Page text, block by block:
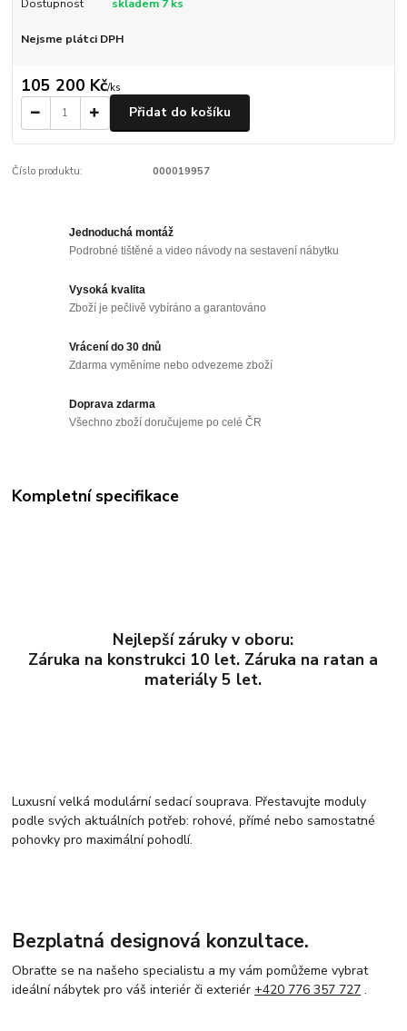
Dostupnost skladem 7 ks
Nejsme plátci DPH
105 200 Kč/ks
Přidat do košíku
Číslo produktu: 000019957
Jednoduchá montáž
Podrobné tištěné a video návody na sestavení nábytku
Vysoká kvalita
Zboží je pečlivě vybíráno a garantováno
Vrácení do 30 dnů
Zdarma vyměníme nebo odvezeme zboží
Doprava zdarma
Všechno zboží doručujeme po celé ČR
Kompletní specifikace
Nejlepší záruky v oboru:
Záruka na konstrukci 10 let. Záruka na ratan a
materiály 5 let.
Luxusní velká modulární sedací souprava. Přestavujte moduly
podle svých aktuálních potřeb: rohové, přímé nebo samostatné
pohovky pro maximální pohodlí.
Bezplatná designová konzultace.
Obraťte se na našeho specialistu a my vám pomůžeme vybrat
ideální nábytek pro váš interiér či exteriér+420 776 357 727 .